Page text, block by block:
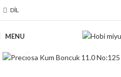
DIL
MENU